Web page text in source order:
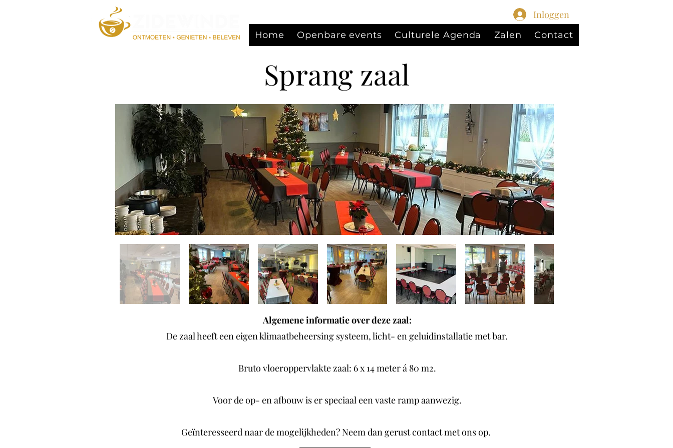
Home Openbare events Culturele Agenda Zalen Contact
Inloggen
Sprang zaal
Algemene informatie over deze zaal:
De zaal heeft een eigen klimaatbeheersing systeem, licht- en geluidinstallatie met bar.
Bruto vloeroppervlakte zaal: 6 x 14 meter á 80 m2.
Voor de op- en afbouw is er speciaal een vaste ramp aanwezig.
Geïnteresseerd naar de mogelijkheden? Neem dan gerust contact met ons op.